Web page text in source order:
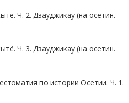
Ч. 2. Дзауджикау (на осетин.
Ч. 3. Дзауджикау (на осетин.
по истории Осетии. Ч. 1.